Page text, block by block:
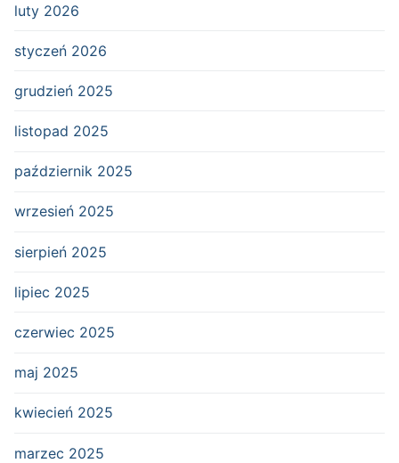
luty 2026
styczeń 2026
grudzień 2025
listopad 2025
październik 2025
wrzesień 2025
sierpień 2025
lipiec 2025
czerwiec 2025
maj 2025
kwiecień 2025
marzec 2025